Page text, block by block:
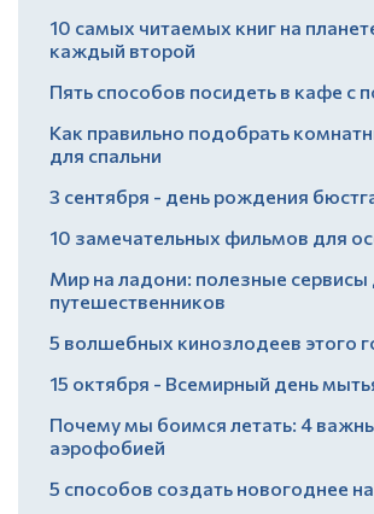
10 самых читаемых книг на
каждый второй
Пять способов посидеть в кафе с
Как правильно подобрать
для спальни
3 сентября - день рождения
10 замечательных фильмов для
Мир на ладони: полезные сервисы
путешественников
5 волшебных кинозлодеев этого
15 октября - Всемирный день
Почему мы боимся летать: 4
аэрофобией
5 способов создать новогоднее